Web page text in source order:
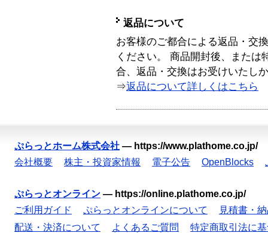
返品について
お客様のご都合による返品・交
ください。 商品開封後、または
合、返品・交換はお受けいたし
⇒返品について詳しくはこちら
ぷらっとホーム株式会社 — https://www.plathome.co.jp/
会社概要
株主・投資家情報 電子公告 OpenBlocks
ぷらっとオンライン — https://online.plathome.co.jp/
ご利用ガイド
ぷらっとオンラインについて
見積書・
配送・決済について
よくあるご質問
特定商取引法に